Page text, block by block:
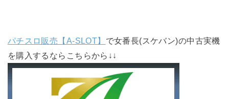
パチスロ販売【A-SLOT】 で女番長(スケバン)の中古実機
を購入するならこちらから↓↓